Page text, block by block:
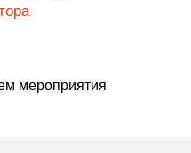
мероприятия